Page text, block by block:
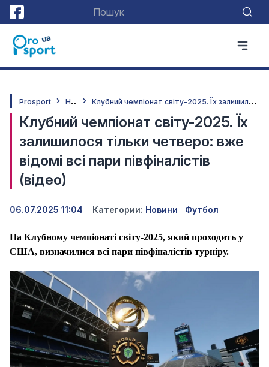
Prosport Н
овини К
лубний чемпіонат світу-2025. Їх залишилося тільки четверо: вже відомі всі пари півфіналістів (відео)
Клубний чемпіонат світу-2025. Їх
залишилося тільки четверо: вже
відомі всі пари півфіналістів
(відео)
06.07.2025 11:04 Категории: Новини Футбол
На Клубному чемпіонаті світу-2025, який проходить у
США, визначилися всі пари півфіналістів турніру.